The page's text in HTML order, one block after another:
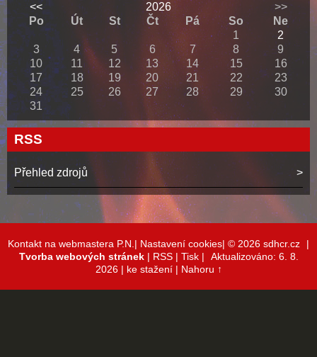
<<
2026
>>
Po
Út St Čt Pá So
Ne
1
2
3
4 5 6 7 8
9
10
11 12 13 14 15
16
17
18 19 20 21 22
23
24
25 26 27 28 29
30
31
RSS
Přehled zdrojů
Kontakt na webmastera P.N.| Nastavení cookies| © 2026 sdhcr.cz
|
Tvorba webových stránek| RSS| Tisk|
Aktualizováno: 6. 8.
2026 | ke stažení | Nahoru ↑